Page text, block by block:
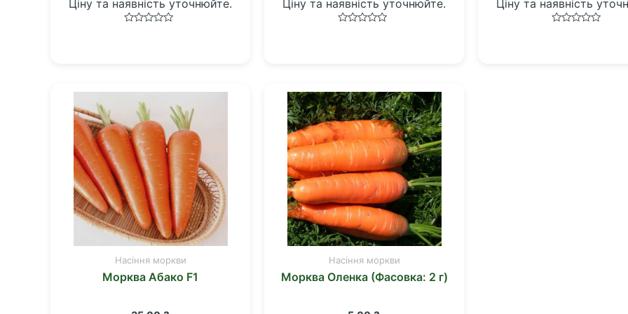
Ціну та наявність уточнюйте. Ціну та наявність уточнюйте. Ціну та наявність
Насіння моркви
Морква Абако F1
Насіння моркви
Морква Оленка (Фасовка: 2 г)